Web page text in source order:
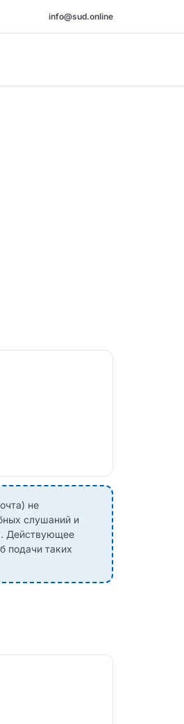
info@sud.online
не
слушаний и
Действующее
подачи таких